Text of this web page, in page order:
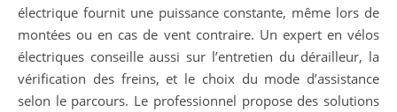
électrique fournit une puissance constante, même lors de
montées ou en cas de vent contraire. Un expert en vélos
électriques conseille aussi sur l’entretien du dérailleur, la
vérification des freins, et le choix du mode d’assistance
selon le parcours. Le professionnel propose des solutions